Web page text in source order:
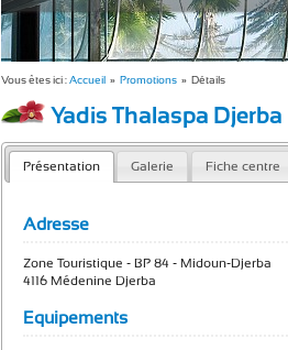
Vous êtes ici :Accueil » Promotions » Détails
Yadis Thalaspa Djerba
Présentation Galerie Fiche centre
Adresse
Zone Touristique - BP 84 - Midoun-Djerba
4116 Médenine Djerba
Equipements